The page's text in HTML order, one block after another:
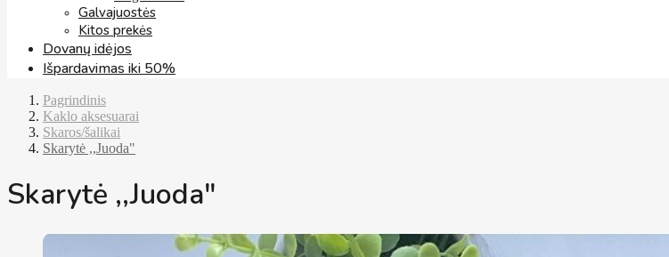
Galvajuostės
Kitos prekės
Dovanų idėjos
Išpardavimas iki 50%
Pagrindinis
Kaklo aksesuarai
Skaros/šalikai
Skarytė ,,Juoda"
Skarytė ,,Juoda"